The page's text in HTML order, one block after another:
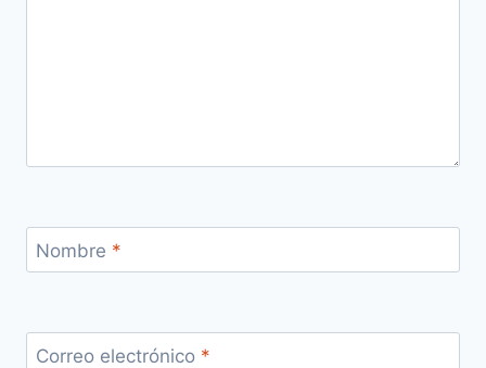
Nombre *
Correo electrónico *